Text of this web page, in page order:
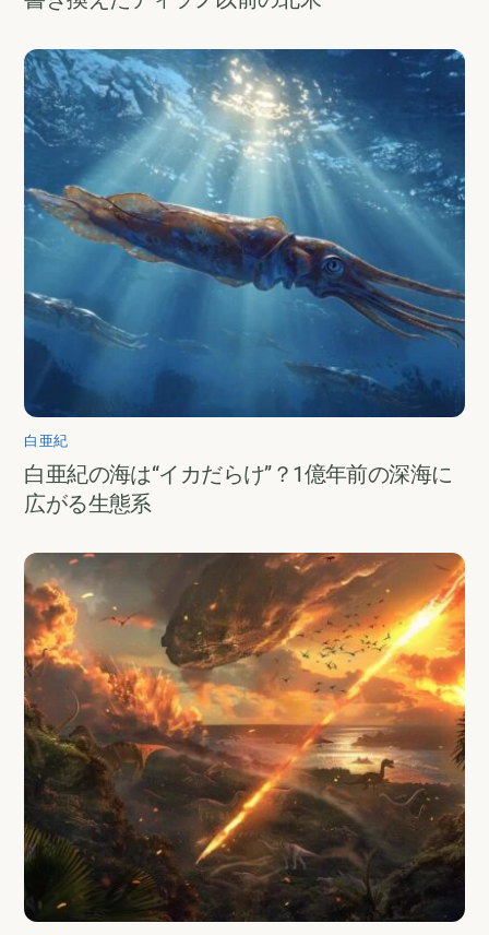
白亜紀
白亜紀の海は“イカだらけ”？1億年前の深海に
広がる生態系